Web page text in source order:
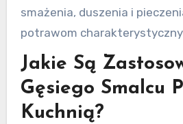
smażenia, duszenia i
potrawom
Jakie Są
Gęsiego Smalcu
Kuchnią?